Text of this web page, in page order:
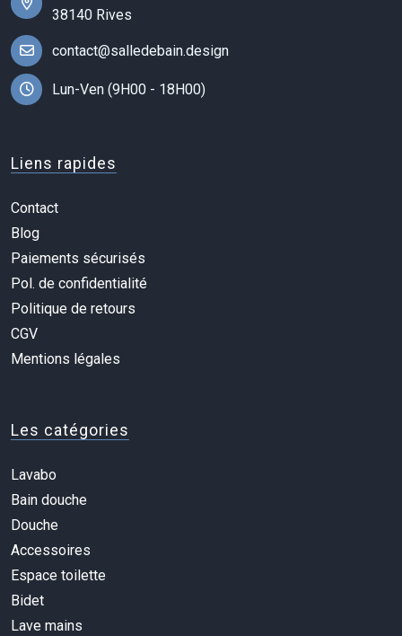
38140 Rives
contact@salledebain.design
Lun-Ven (9H00 - 18H00)
Liens rapides
Contact
Blog
Paiements sécurisés
Pol. de confidentialité
Politique de retours
CGV
Mentions légales
Les catégories
Lavabo
Bain douche
Douche
Accessoires
Espace toilette
Bidet
Lave mains